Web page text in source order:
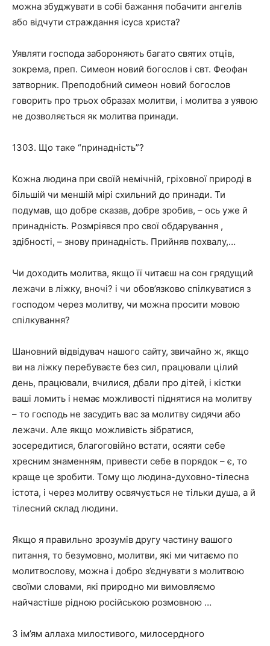
можна збуджувати в собі бажання побачити ангелів
або відчути страждання ісуса христа?
Уявляти господа забороняють багато святих отців,
зокрема, преп. Симеон новий богослов і свт. Феофан
затворник. Преподобний симеон новий богослов
говорить про трьох образах молитви, і молитва з уявою
не дозволяється як молитва принади.
1303. Що таке “принадність”?
Кожна людина при своїй немічній, гріховної природі в
більшій чи меншій мірі схильний до принади. Ти
подумав, що добре сказав, добре зробив, – ось уже й
принадність. Розмріявся про свої обдарування ,
здібності, – знову принадність. Прийняв похвалу,…
Чи доходить молитва, якщо її читаєш на сон грядущий
лежачи в ліжку, вночі? і чи обов’язково спілкуватися з
господом через молитву, чи можна просити мовою
спілкування?
Шановний відвідувач нашого сайту, звичайно ж, якщо
ви на ліжку перебуваєте без сил, працювали цілий
день, працювали, вчилися, дбали про дітей, і кістки
ваші ломить і немає можливості піднятися на молитву
– то господь не засудить вас за молитву сидячи або
лежачи. Але якщо можливість зібратися,
зосередитися, благоговійно встати, осяяти себе
хресним знаменням, привести себе в порядок – є, то
краще це зробити. Тому що людина-духовно-тілесна
істота, і через молитву освячується не тільки душа, а й
тілесний склад людини.
Якщо я правильно зрозумів другу частину вашого
питання, то безумовно, молитви, які ми читаємо по
молитвослову, можна і добро з’єднувати з молитвою
своїми словами, які природно ми вимовляємо
найчастіше рідною російською розмовною …
З ім’ям аллаха милостивого, милосердного